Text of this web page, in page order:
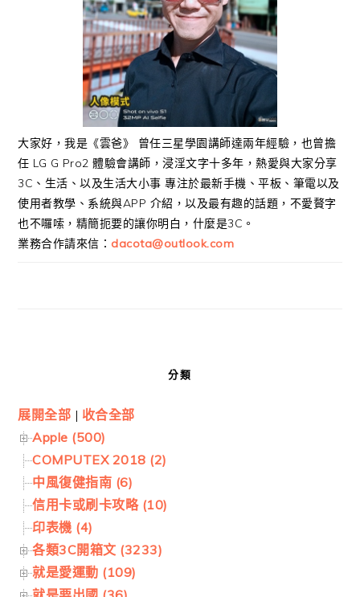
大家好，我是《雲爸》 曾任三星學園講師達兩年經驗，也曾擔
任 LG G Pro2 體驗會講師，浸淫文字十多年，熱愛與大家分享
3C、生活、以及生活大小事 專注於最新手機、平板、筆電以及
使用者教學、系統與APP 介紹，以及最有趣的話題，不愛贅字
也不囉嗦，精簡扼要的讓你明白，什麼是3C。
業務合作請來信： dacota@outlook.com
分類
展開全部 | 收合全部
Apple (500)
COMPUTEX 2018 (2)
中風復健指南 (6)
信用卡或刷卡攻略 (10)
印表機 (4)
各類3C開箱文 (3233)
就是愛運動 (109)